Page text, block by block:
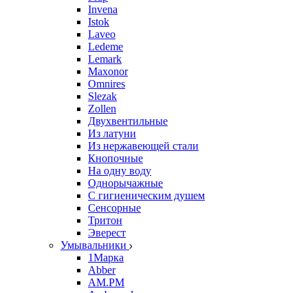
Invena
Istok
Laveo
Ledeme
Lemark
Maxonor
Omnires
Slezak
Zollen
Двухвентильные
Из латуни
Из нержавеющей стали
Кнопочные
На одну воду
Однорычажные
С гигиеническим душем
Сенсорные
Тритон
Эверест
Умывальники
1Марка
Abber
AM.PM